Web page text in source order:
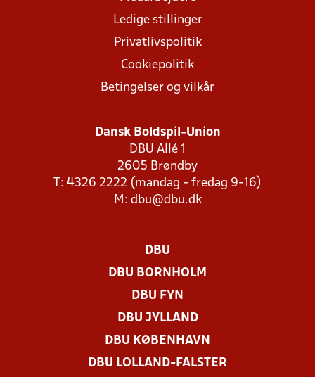
Ledige stillinger
Privatlivspolitik
Cookiepolitik
Betingelser og vilkår
Dansk Boldspil-Union
DBU Allé 1
2605 Brøndby
T: 4326 2222 (mandag - fredag 9-16)
M: dbu@dbu.dk
DBU
DBU BORNHOLM
DBU FYN
DBU JYLLAND
DBU KØBENHAVN
DBU LOLLAND-FALSTER